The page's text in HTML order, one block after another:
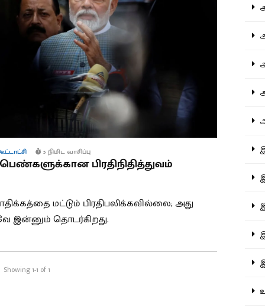
5 நிமிட வாசிப்பு
பிரதிநிதித்துவம்
மட்டும் பிரதிபலிக்கவில்லை; அது
இன்னும் தொடர்கிறது.
Showing 1-1 of 1